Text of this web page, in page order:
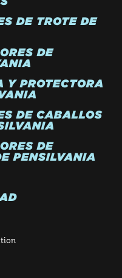
DE TROTE DE
DE
Y PROTECTORA
DE CABALLOS
DE
PENSILVANIA